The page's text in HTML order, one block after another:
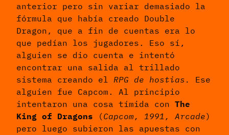
anterior pero sin variar demasiado la
fórmula que había creado Double
Dragon, que a fin de cuentas era lo
que pedían los jugadores. Eso sí,
alguien se dio cuenta e intentó
encontrar una salida al trillado
sistema creando el RPG de hostias.
Ese
alguien fue Capcom. Al principio
intentaron una cosa tímida con The
King of Dragons
(Capcom, 1991, Arcade)
pero luego subieron las apuestas con